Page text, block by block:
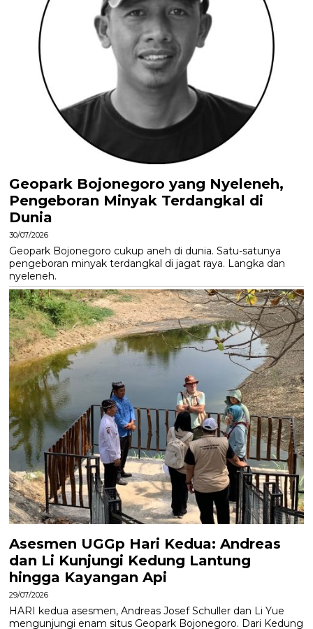
Geopark Bojonegoro yang Nyeleneh,
Pengeboran Minyak Terdangkal di
Dunia
30/07/2026
Geopark Bojonegoro cukup aneh di dunia. Satu-satunya
pengeboran minyak terdangkal di jagat raya. Langka dan
nyeleneh.
Asesmen UGGp Hari Kedua: Andreas
dan Li Kunjungi Kedung Lantung
hingga Kayangan Api
29/07/2026
HARI kedua asesmen, Andreas Josef Schuller dan Li Yue
mengunjungi enam situs Geopark Bojonegoro. Dari Kedung